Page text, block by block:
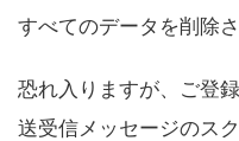
すべてのデータを削除
恐れ入りますが、ご登
送受信メッセージのス